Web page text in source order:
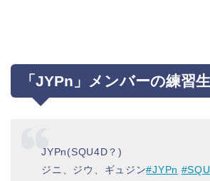
「JYPn」メンバーの練習
JYPn(SQU4D？)
ジニ、ジウ、ギュジン#JYPn